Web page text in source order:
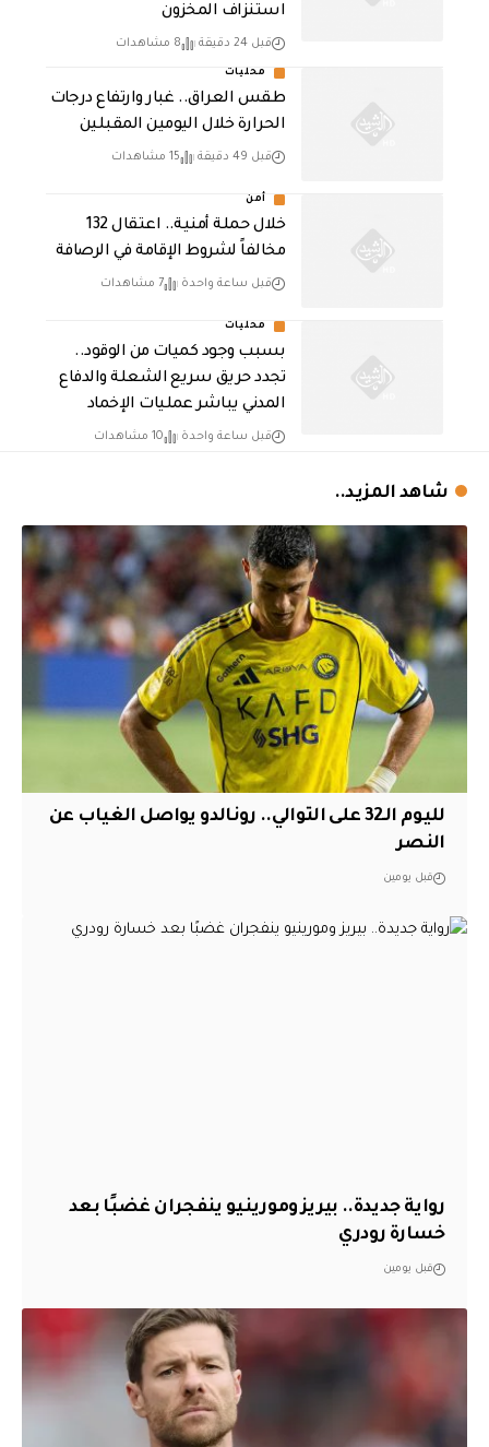
استنزاف المخزون
قبل 24 دقيقة 8 مشاهدات
محليات
طقس العراق.. غبار وارتفاع درجات
الحرارة خلال اليومين المقبلين
قبل 49 دقيقة 15 مشاهدات
أمن
خلال حملة أمنية.. اعتقال 132
مخالفاً لشروط الإقامة في الرصافة
قبل ساعة واحدة 7 مشاهدات
محليات
بسبب وجود كميات من الوقود..
تجدد حريق سريع الشعلة والدفاع
المدني يباشر عمليات الإخماد
قبل ساعة واحدة 10 مشاهدات
شاهد المزيد..
لليوم الـ32 على التوالي.. رونالدو يواصل الغياب عن
النصر
قبل يومين
رواية جديدة.. بيريز ومورينيو ينفجران غضبًا بعد
خسارة رودري
قبل يومين